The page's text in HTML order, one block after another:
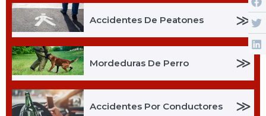
Accidentes De Peatones ≫
Mordeduras De Perro ≫
Accidentes Por Conductores ≫